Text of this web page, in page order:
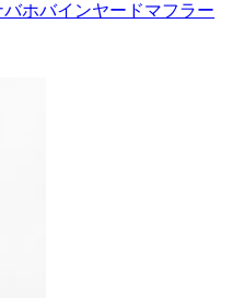
ホバインヤードマフラー